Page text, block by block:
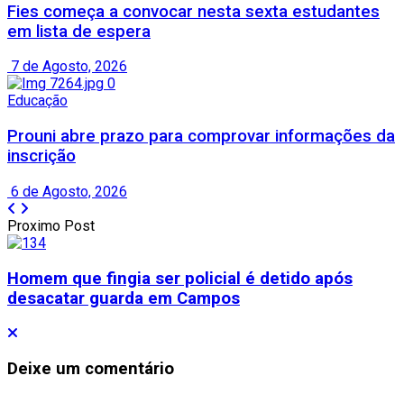
Fies começa a convocar nesta sexta estudantes
em lista de espera
7 de Agosto, 2026
Educação
Prouni abre prazo para comprovar informações da
inscrição
6 de Agosto, 2026
Proximo Post
Homem que fingia ser policial é detido após
desacatar guarda em Campos
Deixe um comentário